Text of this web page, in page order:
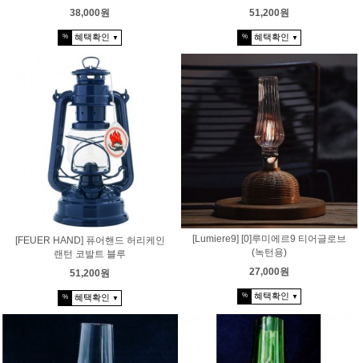
38,000원
% 혜택확인 ▼
51,200원
% 혜택확인 ▼
[FEUER HAND] 퓨어핸드 허리케인
랜턴 코발트 블루
51,200원
% 혜택확인 ▼
[Lumiere9] [0]루미에르9 티어글로브
(녹턴용)
27,000원
% 혜택확인 ▼